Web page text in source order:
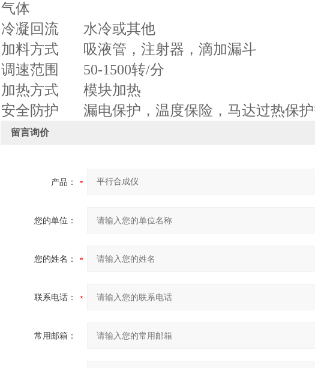
气体
冷凝回流
水冷或其他
加料方式
吸液管，注射器，滴加漏斗
调速范围
50-1500转/分
加热方式
模块加热
安全防护
漏电保护，温度保险，马达过热保
留言询价
产品：
您的单位：
您的姓名：
联系电话：
常用邮箱：